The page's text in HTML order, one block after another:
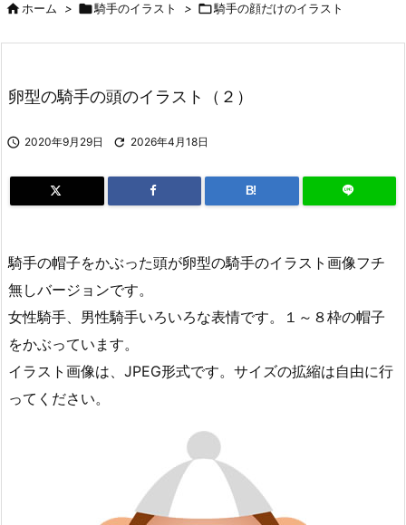
ホーム > 騎手のイラスト > 騎手の顔だけのイラスト
卵型の騎手の頭のイラスト（２）
 2020年9月29日  2026年4月18日
B!
騎手の帽子をかぶった頭が卵型の騎手のイラスト画像フチ
無しバージョンです。
女性騎手、男性騎手いろいろな表情です。１～８枠の帽子
をかぶっています。
イラスト画像は、JPEG形式です。サイズの拡縮は自由に行
ってください。